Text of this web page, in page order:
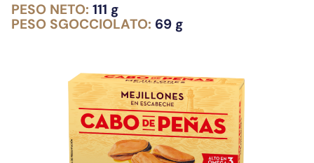
PESO NETO: 111 g
PESO SGOCCIOLATO: 69 g